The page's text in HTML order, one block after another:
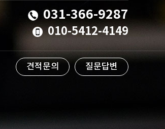
031-366-9287
010-5412-4149
견적문의 질문답변